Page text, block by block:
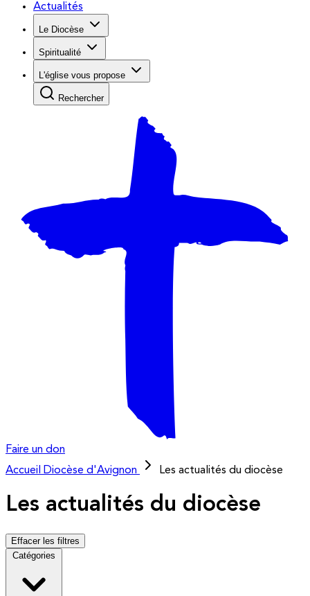
Actualités
Le Diocèse
Spiritualité
L'église vous propose
Rechercher
Faire un don
Accueil
Diocèse d'Avignon Les actualités du diocèse
Les actualités du diocèse
Effacer les filtres
Catégories